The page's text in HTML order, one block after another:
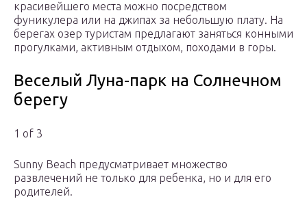
красивейшего места можно посредством
фуникулера или на джипах за небольшую плату. На
берегах озер туристам предлагают заняться конными
прогулками, активным отдыхом, походами в горы.
Веселый Луна-парк на Солнечном
берегу
1 of 3
Sunny Beach предусматривает множество
развлечений не только для ребенка, но и для его
родителей.